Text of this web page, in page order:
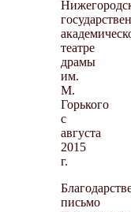
театре
драмы
им.
М.
Горького
с
августа
2015
г.
письмо